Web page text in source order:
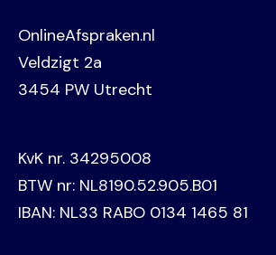
OnlineAfspraken.nl
Veldzigt 2a
3454 PW Utrecht
KvK nr. 34295008
BTW nr: NL8190.52.905.B01
IBAN: NL33 RABO 0134 1465 81